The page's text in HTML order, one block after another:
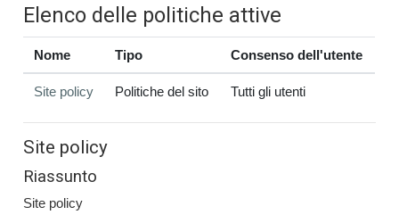
Elenco delle politiche attive
Nome Tipo Consenso dell'utente
Site policy Politiche del sito Tutti gli utenti
Site policy
Riassunto
Site policy